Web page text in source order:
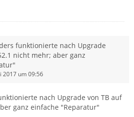
funktionierte nach Upgrade
nicht mehr; aber ganz
2017 um 09:56
nach Upgrade von TB auf
ganz einfache "Reparatur"